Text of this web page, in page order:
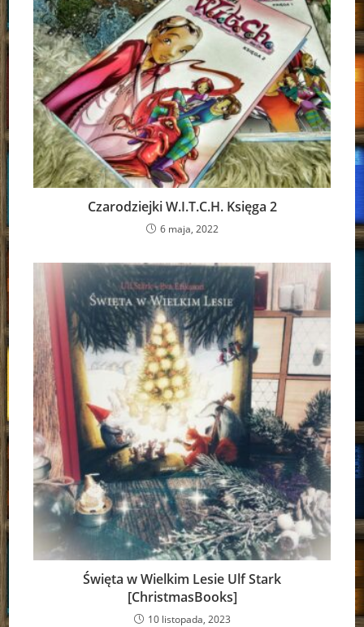
Czarodziejki W.I.T.C.H. Księga 2
6 maja, 2022
Święta w Wielkim Lesie Ulf Stark
[ChristmasBooks]
10 listopada, 2023